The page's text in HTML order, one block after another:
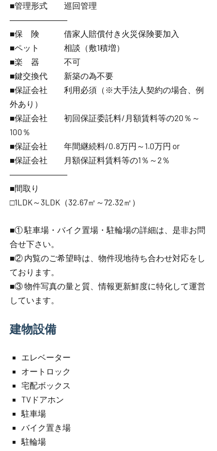
■管理形式 巡回管理
―――――――
■保 険 借家人賠償付き火災保険要加入
■ペット 相談（敷1積増）
■楽 器 不可
■鍵交換代 新築の為不要
■保証会社 利用必須（※大手法人契約の場合、例
外あり）
■保証会社 初回保証委託料/月額賃料等の20％～
100％
■保証会社 年間継続料/0.8万円～1.0万円 or
■保証会社 月額保証料賃料等の1％～2％
―――――――
■間取り
□1LDK～3LDK（32.67㎡～72.32㎡）
■① 駐車場・バイク置場・駐輪場の詳細は、是非お問
合せ下さい。
■② 内覧のご希望時は、物件現地待ち合わせ対応をし
ております。
■③ 物件写真の量と質、情報更新鮮度に特化して運営
しています。
建物設備
エレベーター
オートロック
宅配ボックス
TVドアホン
駐車場
バイク置き場
駐輪場